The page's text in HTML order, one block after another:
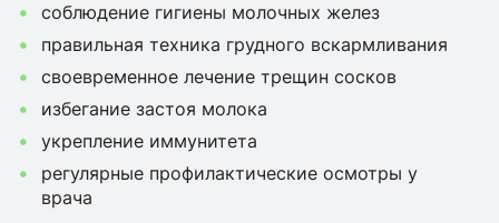
соблюдение гигиены молочных желез
правильная техника грудного вскармливания
своевременное лечение трещин сосков
избегание застоя молока
укрепление иммунитета
регулярные профилактические осмотры у
врача